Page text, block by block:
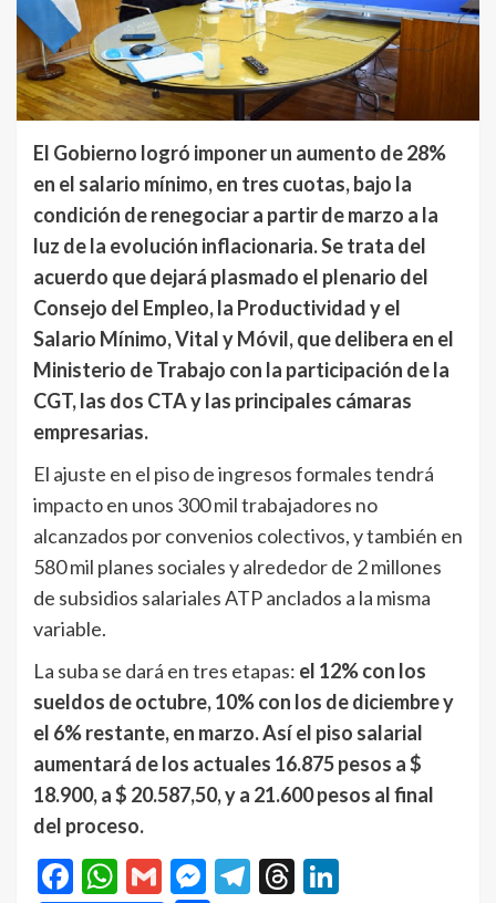
El Gobierno logró imponer un aumento de 28%
en el salario mínimo, en tres cuotas, bajo la
condición de renegociar a partir de marzo a la
luz de la evolución inflacionaria. Se trata del
acuerdo que dejará plasmado el plenario del
Consejo del Empleo, la Productividad y el
Salario Mínimo, Vital y Móvil, que delibera en el
Ministerio de Trabajo con la participación de la
CGT, las dos CTA y las principales cámaras
empresarias.
El ajuste en el piso de ingresos formales tendrá
impacto en unos 300 mil trabajadores no
alcanzados por convenios colectivos, y también en
580 mil planes sociales y alrededor de 2 millones
de subsidios salariales ATP anclados a la misma
variable.
La suba se dará en tres etapas: el 12% con los
sueldos de octubre, 10% con los de diciembre y
el 6% restante, en marzo. Así el piso salarial
aumentará de los actuales 16.875 pesos a $
18.900, a $ 20.587,50, y a 21.600 pesos al final
del proceso.
Facebook
WhatsApp
GmailMessenger
Telegram
Threads